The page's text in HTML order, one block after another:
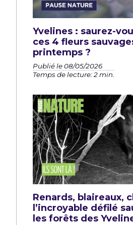
Yvelines : saurez-
ces 4 fleurs
printemps ?
Publié le 08/05/2026
Temps de lecture: 2 min.
Renards, blaireaux,
l’incroyable défilé
les forêts des